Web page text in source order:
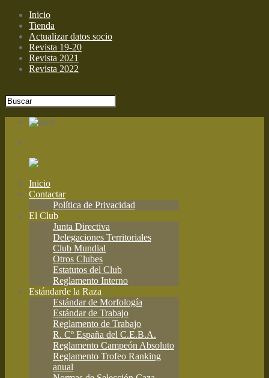
Inicio
Tienda
Actualizar datos socio
Revista 19-20
Revista 2021
Revista 2022
Inicio
Contactar
Política de Privacidad
El Club
Junta Directiva
Delegaciones Territoriales
Club Mundial
Otros Clubes
Estatutos del Club
Reglamento Interno
Estándarde la Raza
Estándar de Morfología
Estándar de Trabajo
Reglamento de Trabajo
R. Cº España del C.E.B.A.
Reglamento Campeón Absoluto
Reglamento Trofeo Ranking
anual